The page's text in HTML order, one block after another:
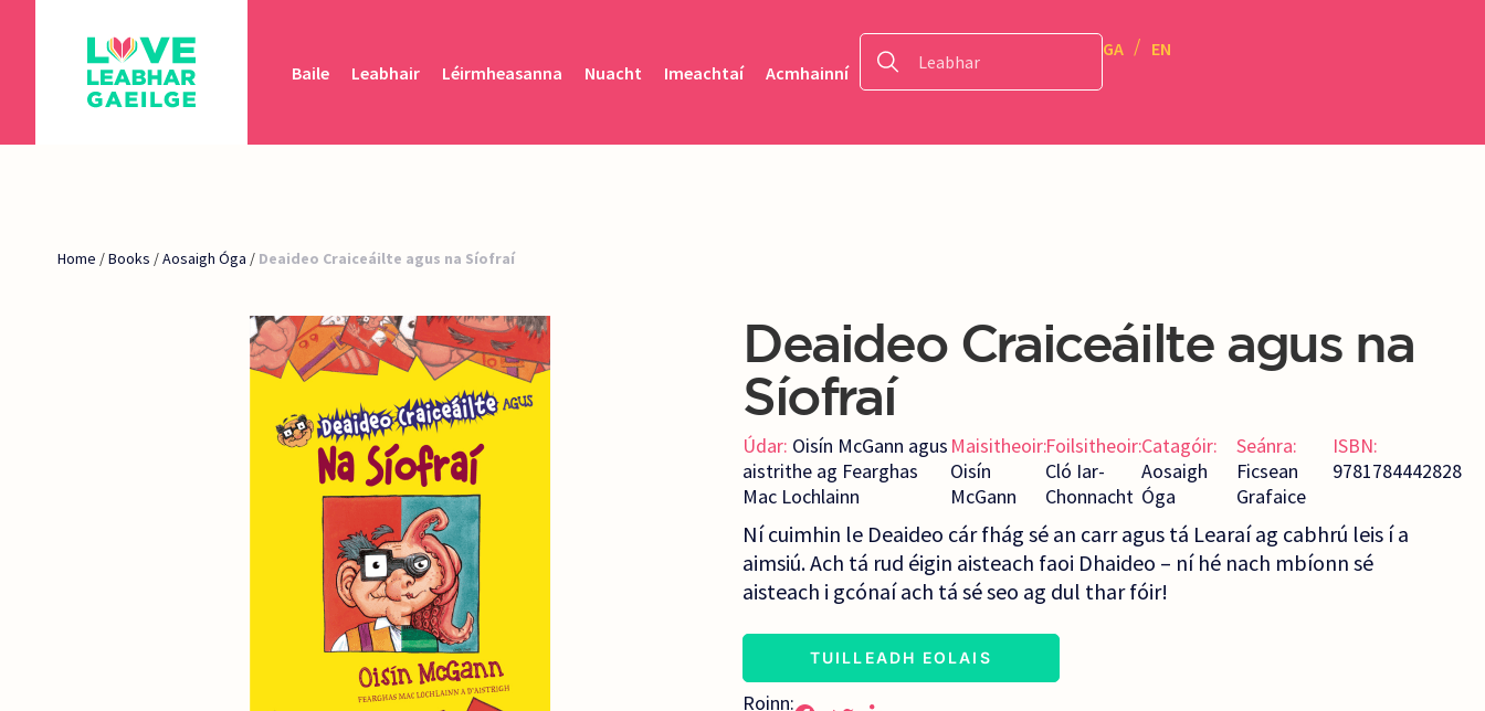
Baile Leabhair Léirmheasanna Nuacht Imeachtaí Acmhainní
GA EN
Home /Books /Aosaigh Óga / Deaideo Craiceáilte agus na Síofraí
Deaideo Craiceáilte agus na
Síofraí
Údar: Oisín McGann agus
aistrithe ag Fearghas
Mac Lochlainn
Maisitheoir:
Oisín
McGann
Foilsitheoir:
Cló Iar-
Chonnacht
Catagóir:
Aosaigh
Óga
Seánra:
Ficsean
Grafaice
ISBN:
9781784442828
Ní cuimhin le Deaideo cár fhág sé an carr agus tá Learaí ag cabhrú leis í a
aimsiú. Ach tá rud éigin aisteach faoi Dhaideo – ní hé nach mbíonn sé
aisteach i gcónaí ach tá sé seo ag dul thar fóir!
TUILLEADH EOLAIS
Roinn: